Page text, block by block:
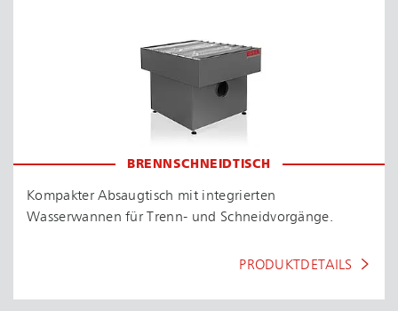
BRENN­SCHNEID­TISCH
Kompakter Absaugtisch mit integrierten
Wasserwannen für Trenn- und Schneidvorgänge.
PRODUKTDETAILS